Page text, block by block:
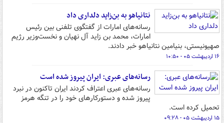
نتانیاهو به بن‌زاید دلداری داد
رسانه‌های امارات از گفتگوی تلفنی بین رئیس
امارات، محمد بن زاید آل نهیان و نخست‌وزیر رژیم
صهیونیستی، بنیامین نتانیاهو خبر دادند.
۱۶ اردیبهشت ۰۵ - ۱۰:۵۰
رسانه‌های عبری: ایران پیروز شده است
رسانه‌های عبری اعتراف کردند ایران تاکنون در نبرد
پیروز شده و دستورکارهای خود را در تنگه هرمز
تحمیل کرده است.
۱۵ اردیبهشت ۰۵ - ۰۹:۲۸